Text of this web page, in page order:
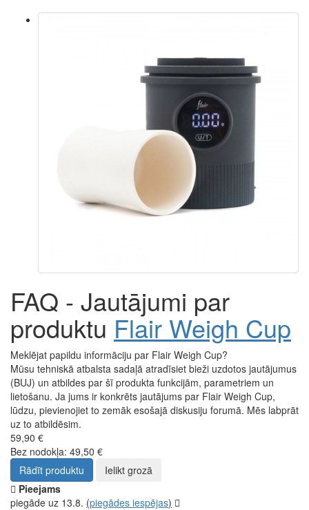
FAQ - Jautājumi par
produktu Flair Weigh Cup
Meklējat papildu informāciju par Flair Weigh Cup?
Mūsu tehniskā atbalsta sadaļā atradīsiet bieži uzdotos jautājumus
(BUJ) un atbildes par šī produkta funkcijām, parametriem un
lietošanu. Ja jums ir konkrēts jautājums par Flair Weigh Cup,
lūdzu, pievienojiet to zemāk esošajā diskusiju forumā. Mēs labprāt
uz to atbildēsim.
59,90 €
Bez nodokļa: 49,50 €
Rādīt produktu
Ielikt grozā
Pieejams
piegāde uz 13.8. (piegādes iespējas)